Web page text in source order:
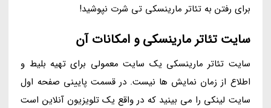
برای رفتن به تئاتر مارینسکی تی شرت نپوشید!
سایت تئاتر مارینسکی و امکانات آن
سایت تئاتر مارینسکی یک سایت معمولی برای تهیه بلیط و
اطلاع از زمان نمایش ها نیست. در قسمت پایینی صفحه اول
سایت لینکی را می بینید که در واقع یک تلویزیون آنلاین است